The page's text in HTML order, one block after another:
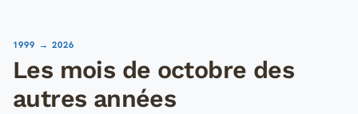
1999 → 2026
Les mois de octobre des
autres années